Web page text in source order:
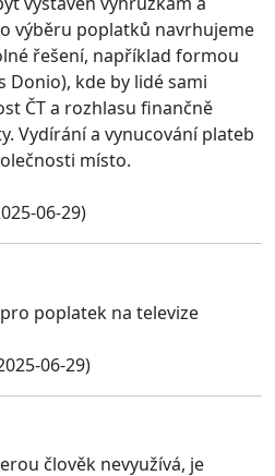
výběru poplatků navrhujeme
řešení, například formou
Donio), kde by lidé sami
ČT a rozhlasu finančně
Vydírání a vynucování plateb
místo.
06-29)
poplatek na televize
06-29)
člověk nevyužívá, je